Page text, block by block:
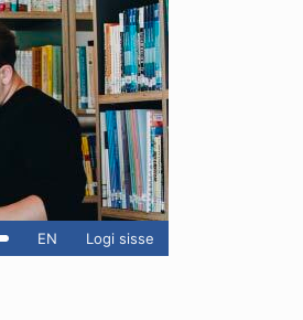
EN Logi sisse